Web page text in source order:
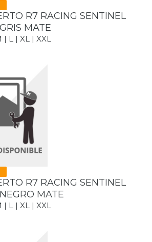
R7 RACING SENTINEL
MATE
| L | XL | XXL
R7 RACING SENTINEL
MATE
L | XL | XXL